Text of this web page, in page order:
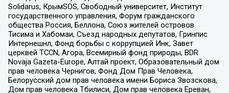
Solidarus, КрымSOS, Свободный университет, Институт
государственного управления, Форум гражданского
общества Россия, Беллона, Союз жителей островов
Тисима и Хабомаи, Съезд народных депутатов, Гринпис
Интернешнл, Фонд борьбы с коррупцией Инк, Завет
церквей TCCN, Агора, Всемирный фонд природы, BDR
Novaja Gazeta-Europe, Алтай проект, Образовательный дом
прав человека Чернигов, Фонд Дом Прав Человека,
Белорусский дом прав человека имени Бориса Звозскова,
Дом прав человека Тбилиси, Дом прав человека Ереван,